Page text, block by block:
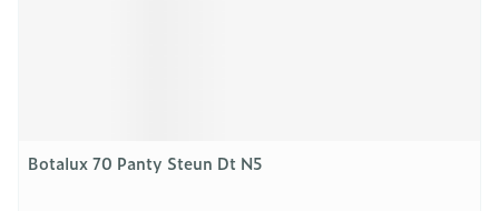
Botalux 70 Panty Steun Dt N5